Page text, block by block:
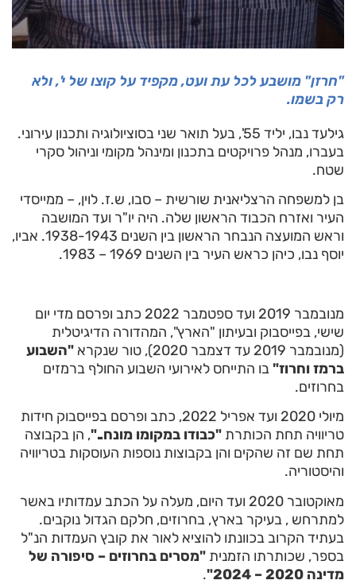
"חרזן" מושבע לכל עת ועט, מקפיד על קוצו של י', ולא
רק בשמו.
גילעד נבו, יליד 55', בעל תואר שני בסוציולוגיה ותכנון עירוני.
בעברו, מנהל פרויקטים בתכנון ומינהל מקומי וניהול סקרי
שטח.
בן למשפחה הרצליאנית שורשית – סבו, ש.ז. לוין, – ממייסדי
העיר ואזרח הכבוד הראשון שלה. היה יו"ר ועד המושבה
וראש המועצה הנבחר הראשון בין השנים 1938-1943. אביו,
יוסף נבו, כיהן כראש העיר בין השנים 1969 – 1983.
מנובמבר 2019 ועד ספטמבר 2022 כתב ופרסם מדי יום
שישי, בפייסבוק ובעיתון "הארץ", המהדורה הדיגיטלית
(מנובמבר 2019 עד דצמבר 2020), טור שנקרא
"השבוע
ברמז וחרוז"בו התייחס לאירועי השבוע החולף ברמזים
בחרוזים.
מיולי 2020 ועד אפריל 2022, כתב ופרסם בפייסבוק חידות
טריוויה תחת הכותרת "כבודו במקומו מונח..", הן בקבוצה
תחת שם זה שהקים והן בקבוצות נוספות העוסקות בטריוויה
והיסטוריה.
מאוקטובר 2020 ועד היום, מעלה על הכתב עמדותיו באשר
למתרחש , בעיקר בארץ, בחרוזים, חלקם הגדול נוקבים.
בעתיד הקרוב בכוונתו להוציא לאור את קובץ העמדות הנ"ל
בספר, שכותרתו הזמנית "מסרים בחרוזים – סיפורה של
מדינה 2020 – 2024"
.